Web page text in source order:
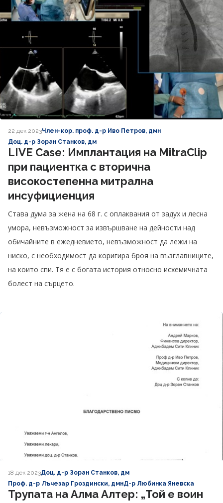
22 дек 2023Член-кор. проф. д-р Иво Петров, дмн
Доц. д-р Зоран Станков, дм
LIVE Case: Имплантация на MitraClip
при пациентка с вторична
високостепенна митрална
инсуфициенция
Става дума за жена на 68 г. с оплаквания от задух и лесна
умора, невъзможност за извършване на дейности над
обичайните в ежедневието, невъзможност да лежи на
ниско, с необходимост да коригира броя на възглавниците,
на които спи. Тя е с богата история относно исхемичната
болест на сърцето.
18 дек 2023Доц. д-р Зоран Станков, дм
Проф. д-р Лъчезар Гроздински, дмнД-р Любинка Яневска
Трупата на Алма Алтер: „Той е воин